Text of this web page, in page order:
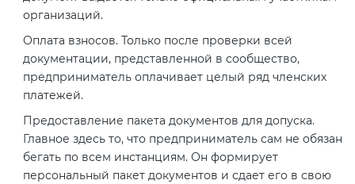
организаций.
Оплата взносов. Только после проверки всей
документации, представленной в сообщество,
предприниматель оплачивает целый ряд членских
платежей.
Предоставление пакета документов для допуска.
Главное здесь то, что предприниматель сам не обязан
бегать по всем инстанциям. Он формирует
персональный пакет документов и сдает его в свою